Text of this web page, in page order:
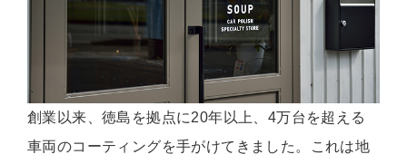
創業以来、徳島を拠点に20年以上、4万台を超える
車両のコーティングを手がけてきました。これは地